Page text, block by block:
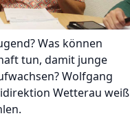
Was können
tun, damit junge
Wolfgang
Wetterau weiß